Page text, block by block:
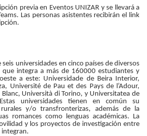
previa en Eventos UNIZAR y se llevará a
Las personas asistentes recibirán el link
seis universidades en cinco países de diversos
integra a más de 160000 estudiantes y
a este: Universidade de Beira Interior,
Université de Pau et des Pays de l’Adour,
Università di Torino, y Universitatea de
universidades tienen en común su
rurales y/o transfronterizas, además de la
romances como lenguas académicas. La
y los proyectos de investigación entre
integran.